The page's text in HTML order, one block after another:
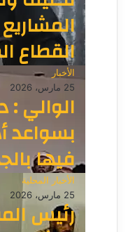
القطاع
الأخبار
25 مارس، 2026
بسواعد
فيها
الأخبار المحلية
25 مارس، 2026
رئيس